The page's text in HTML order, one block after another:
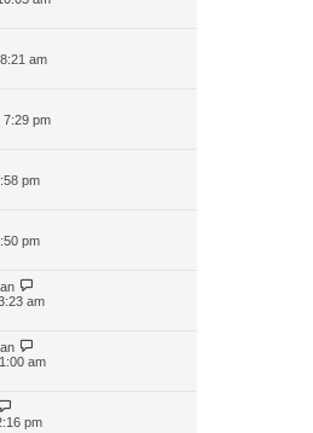
am
7:29 pm
pm
pm
am
am
pm